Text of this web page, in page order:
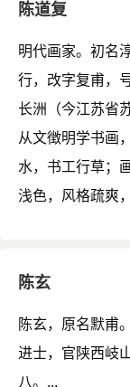
陈道复
明代画家。初名
行，改字复甫，
长洲（今江苏省
从文徴明学书画
水，书工行草；
浅色，风格疏爽
陈玄
陈玄，原名默甫
进士，官陕西岐
八。...